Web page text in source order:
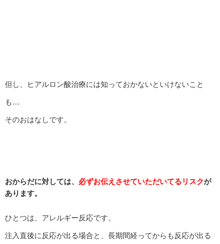
但し、ヒアルロン酸治療には知っておかないといけないこと
も…
そのおはなしです。
おからだに対しては、 必ずお伝えさせていただいてるリスクが
あります。
ひとつは、アレルギー反応です。
注入直後に反応が出る場合と、長期間経ってからも反応が出る